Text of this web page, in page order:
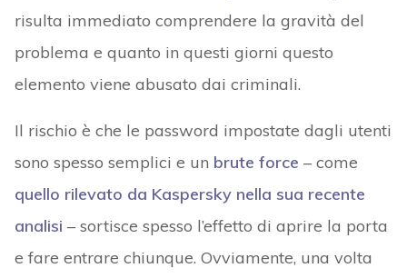
risulta immediato comprendere la gravità del
problema e quanto in questi giorni questo
elemento viene abusato dai criminali.
Il rischio è che le password impostate dagli utenti
sono spesso semplici e un brute force – come
quello rilevato da Kaspersky nella sua recente
analisi – sortisce spesso l’effetto di aprire la porta
e fare entrare chiunque. Ovviamente, una volta